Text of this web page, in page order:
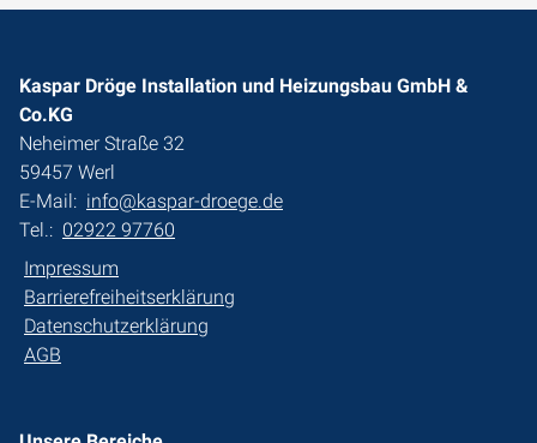
Kaspar Dröge Installation und Heizungsbau GmbH &
Co.KG
Neheimer Straße 32
59457 Werl
E-Mail: info@kaspar-droege.de
Tel.: 02922 97760
Impressum
Barrierefreiheitserklärung
Datenschutzerklärung
AGB